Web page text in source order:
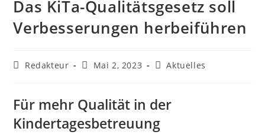
Das KiTa-Qualitätsgesetz soll
Verbesserungen herbeiführen
Beitrags-
Redakteur
BeitragMai 2, 2023
Beitrags-
Aktuelles
Für mehr Qualität in der
Kindertagesbetreuung